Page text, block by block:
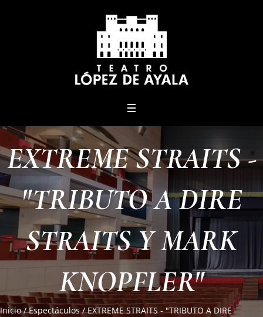
EXTREME STRAITS -
"TRIBUTO A DIRE
STRAITS Y MARK
KNOPFLER"
Inicio /Espectáculos /EXTREME STRAITS - "TRIBUTO A DIRE